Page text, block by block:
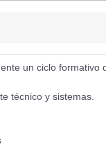
un ciclo
técnico y sistemas.